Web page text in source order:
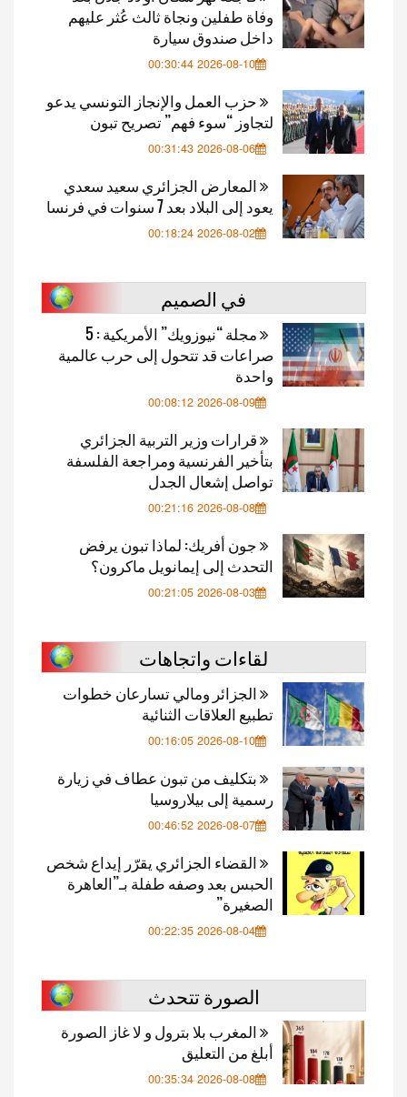
وفاة طفلين ونجاة ثالث عُثر عليهم
داخل صندوق سيارة
2026-08-10 00:30:44
حزب العمل والإنجاز التونسي يدعو
لتجاوز “سوء فهم” تصريح تبون
2026-08-06 00:31:43
المعارض الجزائري سعيد سعدي
يعود إلى البلاد بعد 7 سنوات في فرنسا
2026-08-02 00:18:24
في الصميم
مجلة “نيوزويك” الأمريكية : 5
صراعات قد تتحول إلى حرب عالمية
واحدة
2026-08-09 00:08:12
قرارات وزير التربية الجزائري
بتأخير الفرنسية ومراجعة الفلسفة
تواصل إشعال الجدل
2026-08-08 00:21:16
جون أفريك: لماذا تبون يرفض
التحدث إلى إيمانويل ماكرون؟
2026-08-03 00:21:05
لقاءات واتجاهات
الجزائر ومالي تسارعان خطوات
تطبيع العلاقات الثنائية
2026-08-10 00:16:05
بتكليف من تبون عطاف في زيارة
رسمية إلى بيلاروسيا
2026-08-07 00:46:52
القضاء الجزائري يقرّر إيداع شخص
الحبس بعد وصفه طفلة بـ”العاهرة
الصغيرة”
2026-08-04 00:22:35
الصورة تتحدث
المغرب بلا بترول و لا غاز الصورة
أبلغ من التعليق
2026-08-08 00:35:34